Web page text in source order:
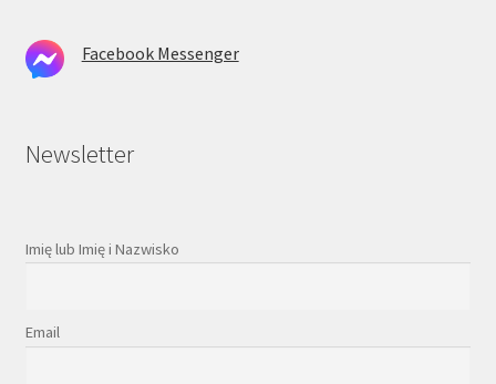
Facebook Messenger
Newsletter
Imię lub Imię i Nazwisko
Email